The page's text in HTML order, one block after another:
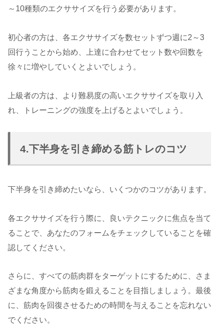
～10種類のエクササイズを行う必要があります。
初心者の方は、各エクササイズを数セットずつ週に2～3
回行うことから始め、上達に合わせてセット数や回数を
徐々に増やしていくとよいでしょう。
上級者の方は、より難易度の高いエクササイズを取り入
れ、トレーニングの強度を上げるとよいでしょう。
4.下半身を引き締める筋トレのコツ
下半身を引き締めたいなら、いくつかのコツがあります。
各エクササイズを行う際に、良いテクニックに焦点を当て
ることで、あなたのフォームをチェックしていることを確
認してください。
さらに、すべての筋肉群をターゲットにするために、さま
ざまな角度から筋肉を鍛えることを目指しましょう。最後
に、筋肉を回復させるための時間を与えることを忘れない
でください。